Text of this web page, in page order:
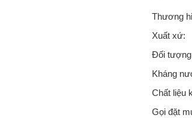
Thương
Xuất xứ:
Đối
Kháng
Chất liệu
Gọi đặt